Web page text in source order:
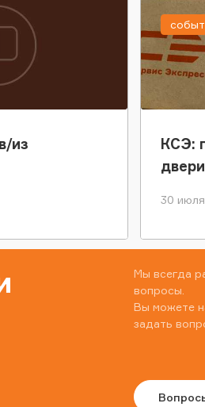
из
КСЭ:
30
Мы всегда
вопросы.
Вы можете
задать